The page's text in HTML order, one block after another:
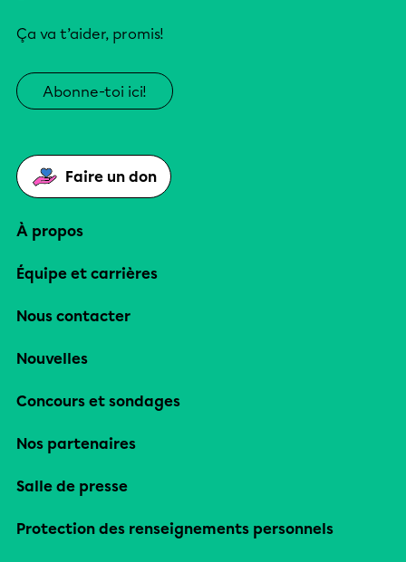
Ça va t’aider, promis!
Abonne-toi ici!
Faire un don
À propos
Équipe et carrières
Nous contacter
Nouvelles
Concours et sondages
Nos partenaires
Salle de presse
Protection des renseignements personnels